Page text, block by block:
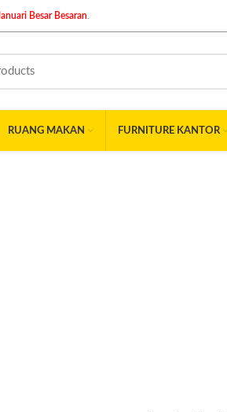
Besar Besaran
RUANG MAKAN FURNITURE KANTOR